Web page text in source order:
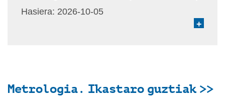
Hasiera: 2026-10-05
+
Metrologia. Ikastaro guztiak >>